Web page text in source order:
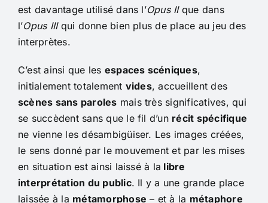
est davantage utilisé dans l’Opus IIque dans
l’Opus IIIqui donne bien plus de place au jeu des
interprètes.
C’est ainsi que les espaces scéniques,
initialement totalement vides, accueillent des
scènes sans paroles mais très significatives, qui
se succèdent sans que le fil d’un récit spécifique
ne vienne les désambigüiser. Les images créées,
le sens donné par le mouvement et par les mises
en situation est ainsi laissé à la libre
interprétation du public. Il y a une grande place
laissée à la métamorphose – et à la métaphore